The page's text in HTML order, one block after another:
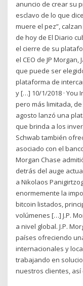
anuncio de crear su
esclavo de lo que
muere el pez”,
de hoy de El Diario
el cierre de su
el CEO de JP
que puede ser
plataforma de
y […] 10/1/2018 ·
pero más limitada,
agosto lanzó una
que brinda a los
Schwab también
asociado con el
Morgan Chase
detrás del auge
a Nikolaos
enormemente la
bitcoin listados,
volúmenes […] J.P.
a nivel global. J.P.
países ofreciendo
internacionales y
trabajando en
nuestros clientes, así